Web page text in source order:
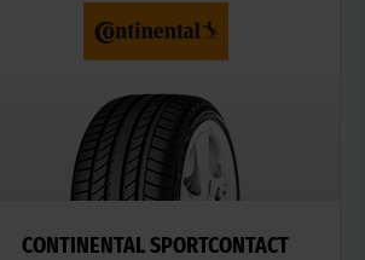
CONTINENTAL SPORTCONTACT